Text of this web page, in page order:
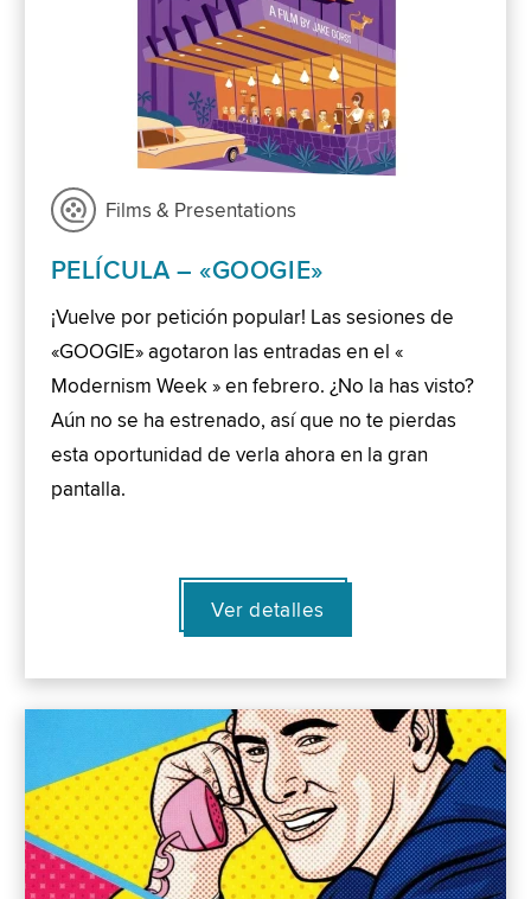
Films & Presentations
PELÍCULA – «GOOGIE»
¡Vuelve por petición popular! Las sesiones de
«GOOGIE» agotaron las entradas en el «
Modernism Week » en febrero. ¿No la has visto?
Aún no se ha estrenado, así que no te pierdas
esta oportunidad de verla ahora en la gran
pantalla.
Ver detalles